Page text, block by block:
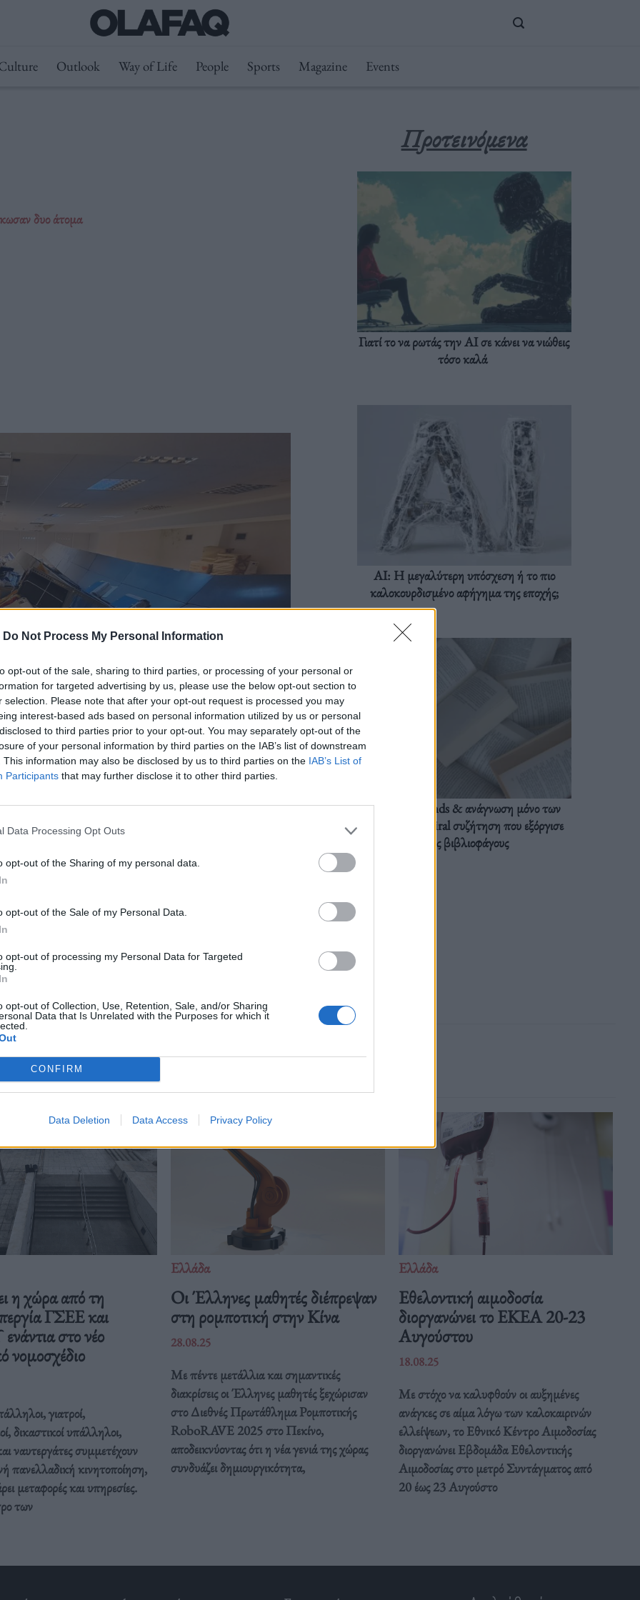
Do Not Process My Personal Information
opt-out of the sale, sharing to third parties, or processing of your personal or
for targeted advertising by us, please use the below opt-out section to
selection. Please note that after your opt-out request is processed you may
interest-based ads based on personal information utilized by us or personal
to third parties prior to your opt-out. You may separately opt-out of the
of your personal information by third parties on the IAB’s list of downstream
This information may also be disclosed by us to third parties on the IAB’s List of
Participants that may further disclose it to other third parties.
Data Processing Opt Outs
opt-out of the Sharing of my personal data.
opt-out of the Sale of my Personal Data.
opt-out of processing my Personal Data for Targeted
opt-out of Collection, Use, Retention, Sale, and/or Sharing
Data that Is Unrelated with the Purposes for which it
CONFIRM
Data Deletion Data Access Privacy Policy
Outlook Way of Life People Sports Magazine Events
δυο άτομα
,Καταγγελία,ράφια
Προτεινόμενα
Γιατί το να ρωτάς την AI σε κάνει να νιώθεις
τόσο καλά
AI: Η μεγαλύτερη υπόσχεση ή το πιο
καλοκουρδισμένο αφήγημα της εποχής;
BookTok trends & ανάγνωση μόνο των
διαλόγων: Η viral συζήτηση που εξόργισε
τους βιβλιοφάγους
Δείτε επίσης
η χώρα από τη
ΓΣΕΕ και
στο νέο
νομοσχέδιο
γιατροί,
δικαστικοί υπάλληλοι,
ναυτεργάτες συμμετέχουν
πανελλαδική κινητοποίηση,
μεταφορές και υπηρεσίες.
των
Ελλάδα
Οι Έλληνες μαθητές διέπρεψαν
στη ρομποτική στην Κίνα
28.08.25
Με πέντε μετάλλια και σημαντικές
διακρίσεις οι Έλληνες μαθητές ξεχώρισαν
στο Διεθνές Πρωτάθλημα Ρομποτικής
RoboRAVE 2025 στο Πεκίνο,
αποδεικνύοντας ότι η νέα γενιά της χώρας
συνδυάζει δημιουργικότητα,
Ελλάδα
Eθελοντική αιμοδοσία
διοργανώνει το ΕΚΕΑ 20-23
Αυγούστου
18.08.25
Με στόχο να καλυφθούν οι αυξημένες
ανάγκες σε αίμα λόγω των καλοκαιρινών
ελλείψεων, το Εθνικό Κέντρο Αιμοδοσίας
διοργανώνει Εβδομάδα Εθελοντικής
Αιμοδοσίας στο μετρό Συντάγματος από
20 έως 23 Αυγούστο